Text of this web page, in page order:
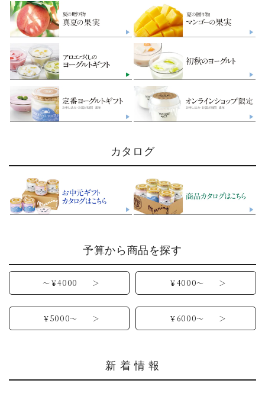
カタログ
予算から商品を探す
～￥4000 ＞ ￥4000～ ＞
￥5000～ ＞ ￥6000～ ＞
新 着 情 報